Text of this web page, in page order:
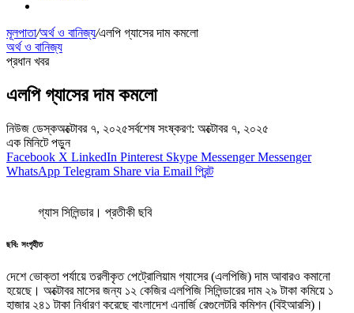
মূলপাতা/অর্থ ও বানিজ্য/এলপি গ্যাসের দাম কমলো
অর্থ ও বানিজ্য
প্রধান খবর
এলপি গ্যাসের দাম কমলো
নিউজ ডেস্কঅক্টোবর ৭, ২০২৫সর্বশেষ সংষ্করণ: অক্টোবর ৭, ২০২৫
এক মিনিটে পড়ুন
Facebook X LinkedIn Pinterest Skype Messenger Messenger
WhatsApp Telegram Share via Email প্রিন্ট
গ্যাস সিলিন্ডার। প্রতীকী ছবি
ছবি: সংগৃহীত
দেশে ভোক্তা পর্যায়ে তরলীকৃত পেট্রোলিয়াম গ্যাসের (এলপিজি) দাম আবারও কমানো
হয়েছে। অক্টোবর মাসের জন্য ১২ কেজির এলপিজি সিলিন্ডারের দাম ২৯ টাকা কমিয়ে ১
হাজার ২৪১ টাকা নির্ধারণ করেছে বাংলাদেশ এনার্জি রেগুলেটরি কমিশন (বিইআরসি)।